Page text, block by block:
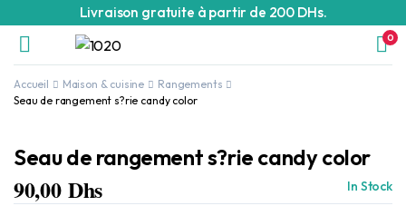
Livraison gratuite à partir de 200 DHs.
0
Accueil Maison & cuisine
Rangements
Seau de rangement s?rie candy color
Seau de rangement s?rie candy color
90,00Dhs In Stock